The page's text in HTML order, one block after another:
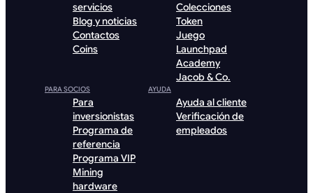
servicios
Blog y noticias
Contactos
Coins
Colecciones
Token
Juego
Launchpad
Academy
Jacob & Co.
PARA SOCIOS
Para
inversionistas
Programa de
referencia
Programa VIP
Mining
hardware
AYUDA
Ayuda al cliente
Verificación de
empleados